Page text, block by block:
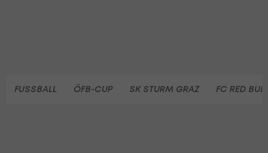
FUSSBALL ÖFB-CUP SK STURM GRAZ FC RED